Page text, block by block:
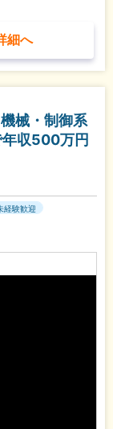
細へ
械・制御系
収500万円
経験歓迎